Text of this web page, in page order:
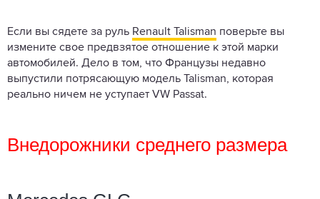
Если вы сядете за руль Renault Talisman поверьте вы
измените свое предвзятое отношение к этой марки
автомобилей. Дело в том, что Французы недавно
выпустили потрясающую модель Talisman, которая
реально ничем не уступает VW Passat.
Внедорожники среднего размера